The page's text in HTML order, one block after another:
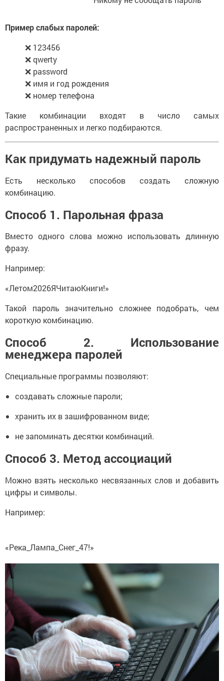
Пример слабых паролей:
❌ 123456
❌ qwerty
❌ password
❌ имя и год рождения
❌ номер телефона
Такие комбинации входят в число самых
распространенных и легко подбираются.
Как придумать надежный пароль
Есть несколько способов создать сложную
комбинацию.
Способ 1. Парольная фраза
Вместо одного слова можно использовать длинную
фразу.
Например:
«Летом2026ЯЧитаюКниги!»
Такой пароль значительно сложнее подобрать, чем
короткую комбинацию.
Способ 2. Использование
менеджера паролей
Специальные программы позволяют:
создавать сложные пароли;
хранить их в зашифрованном виде;
не запоминать десятки комбинаций.
Способ 3. Метод ассоциаций
Можно взять несколько несвязанных слов и добавить
цифры и символы.
Например:
«Река_Лампа_Снег_47!»